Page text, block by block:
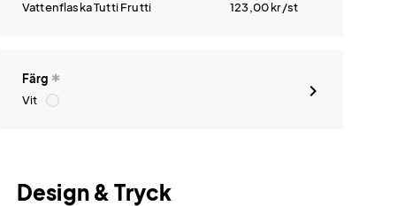
Vattenflaska Tutti Frutti
123,00kr/st
Färg
Vit
Design & Tryck